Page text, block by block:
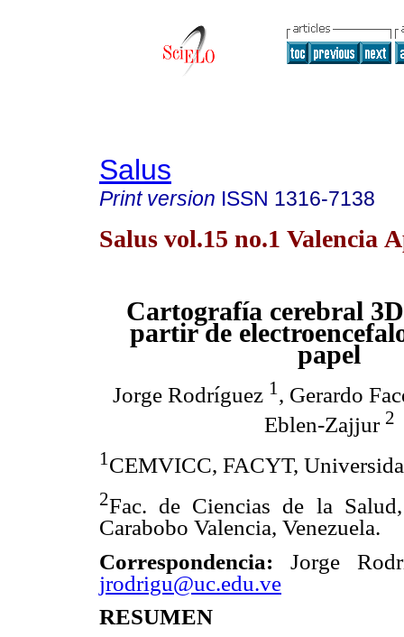
Salus
Print version ISSN 1316-7138
Salus vol.15 no.1 Valencia
Cartografía cerebral
partir de
papel
Jorge Rodríguez 1 , Gerardo
Eblen-Zajjur 2
1 CEMVICC, FACYT,
2Fac. de Ciencias de la
Carabobo Valencia, Venezuela.
Correspondencia: Jorge
jrodrigu@uc.edu.ve
RESUMEN